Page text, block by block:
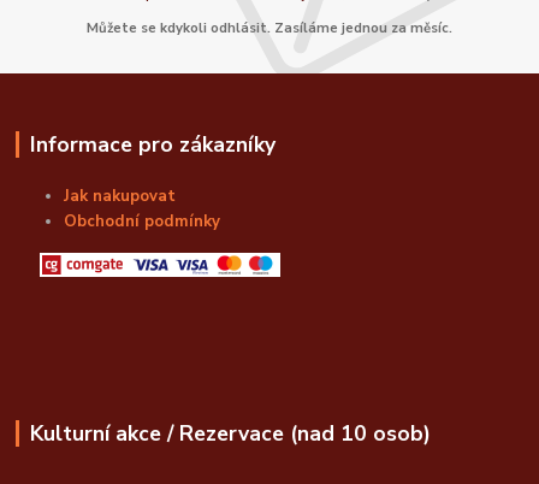
Můžete se kdykoli odhlásit. Zasíláme jednou za měsíc.
Informace pro zákazníky
Jak nakupovat
Obchodní podmínky
Kulturní akce / Rezervace (nad 10 osob)